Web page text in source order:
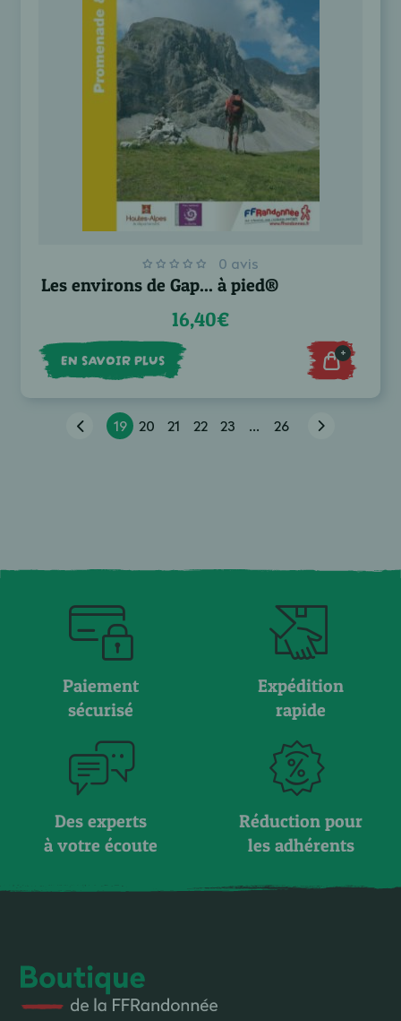
0 avis
Les environs de Gap... à pied®
16,40€
EN SAVOIR PLUS +
19 20 21 22 23 ... 26
Paiement
sécurisé
Expédition
rapide
Des experts
à votre écoute
Réduction pour
les adhérents